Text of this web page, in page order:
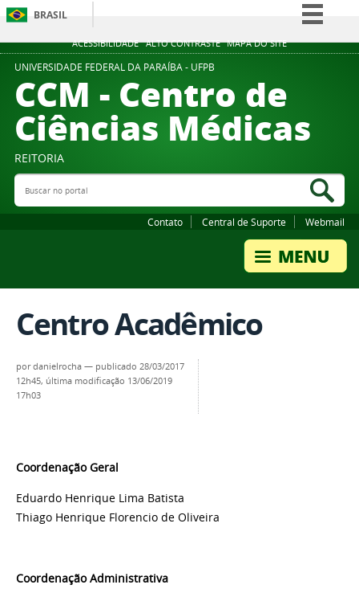
ACESSIBILIDADE ALTO CONTRASTE MAPA DO SITE
BRASIL
Simplifique!
Participe
Acesso à informação
Legislação
UNIVERSIDADE FEDERAL DA PARAÍBA - UFPB
CCM - Centro de
Ciências Médicas
REITORIA
Buscar no portal
Contato Central de Suporte Webmail
Centro Acadêmico
pordanielrocha — publicado 28/03/2017
12h45, última modificação 13/06/2019
17h03
Coordenação Geral
Eduardo Henrique Lima Batista
Thiago Henrique Florencio de Oliveira
Coordenação Administrativa